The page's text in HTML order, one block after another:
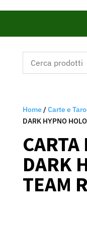
Home/Carte e
DARK HYPNO
DARK
TEAM